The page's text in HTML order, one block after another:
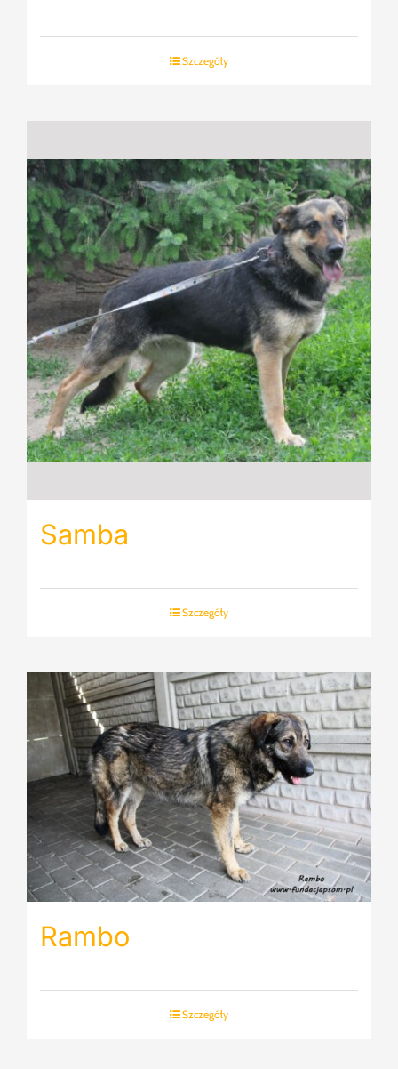
Szczegóły
Samba
Szczegóły
Rambo
Szczegóły